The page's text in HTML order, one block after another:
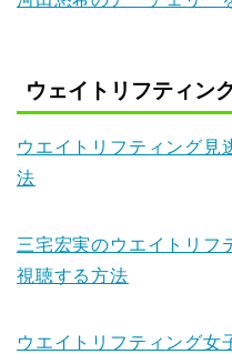
ウェイトリフティン
ウエイトリフティング見
法
三宅宏実のウエイトリフ
視聴する方法
ウエイトリフティング女